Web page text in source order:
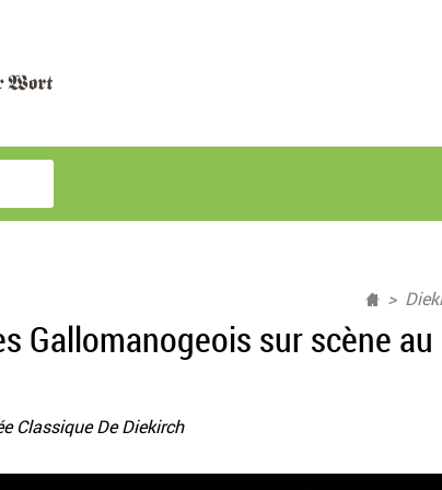
Gallomanogeois sur scène
Classique De Diekirch